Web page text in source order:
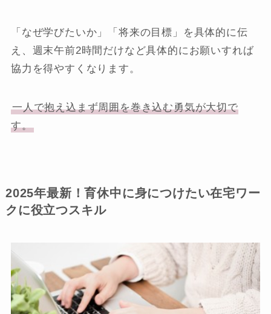
「なぜ学びたいか」「将来の目標」を具体的に伝
え、週末午前2時間だけなど具体的にお願いすれば
協力を得やすくなります。
一人で抱え込まず周囲を巻き込む勇気が大切で
す。
2025年最新！育休中に身につけたい在宅ワー
クに役立つスキル